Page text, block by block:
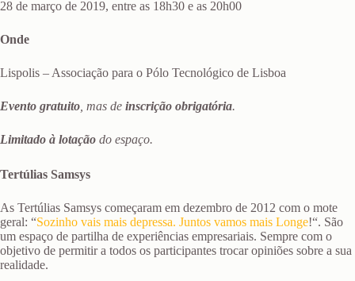
28 de março de 2019, entre as 18h30 e as 20h00
Onde
Lispolis – Associação para o Pólo Tecnológico de Lisboa
Evento gratuito , mas de inscrição obrigatória.
Limitado à lotação do espaço.
Tertúlias Samsys
As Tertúlias Samsys começaram em dezembro de 2012 com o mote
geral: “Sozinho vais mais depressa. Juntos vamos mais Longe!“. São
um espaço de partilha de experiências empresariais. Sempre com o
objetivo de permitir a todos os participantes trocar opiniões sobre a sua
realidade.